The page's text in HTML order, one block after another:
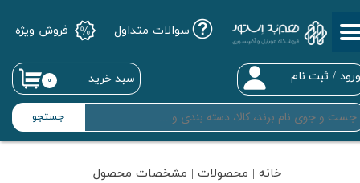
جستجو
/ ثبت نام
حساب کاربری من
تغییر گذر واژه
سفارشات
خروج از حساب کاربری
۰ سبد خرید
سوالات متداول فروش ویژه
خانه | محصولات | مشخصات محصول